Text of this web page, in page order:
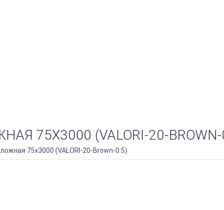
75Х3000 (VALORI-20-BROWN-
75х3000 (VALORI-20-Brown-0.5)